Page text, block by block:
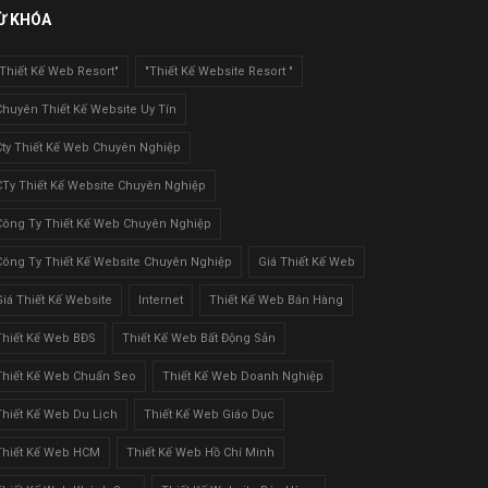
KHÓA
Kế Web Resort" "Thiết Kế Website Resort "
Thiết Kế Website Uy Tín
Thiết Kế Web Chuyên Nghiệp
Thiết Kế Website Chuyên Nghiệp
Ty Thiết Kế Web Chuyên Nghiệp
Ty Thiết Kế Website Chuyên Nghiệp Giá Thiết Kế Web
Thiết Kế Website Internet Thiết Kế Web Bán Hàng
Kế Web BĐS Thiết Kế Web Bất Động Sản
Kế Web Chuẩn Seo Thiết Kế Web Doanh Nghiệp
Kế Web Du Lịch Thiết Kế Web Giáo Dục
Kế Web HCM Thiết Kế Web Hồ Chí Minh